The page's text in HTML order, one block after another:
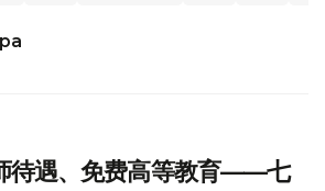
待遇、免费高等教育——七